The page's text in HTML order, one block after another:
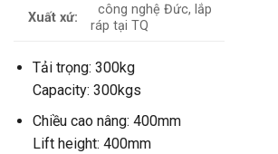
Xuất xứ:
công nghệ Đức, lắp
ráp tại TQ
Tải trọng: 300kg
Capacity: 300kgs
Chiều cao nâng: 400mm
Lift height: 400mm